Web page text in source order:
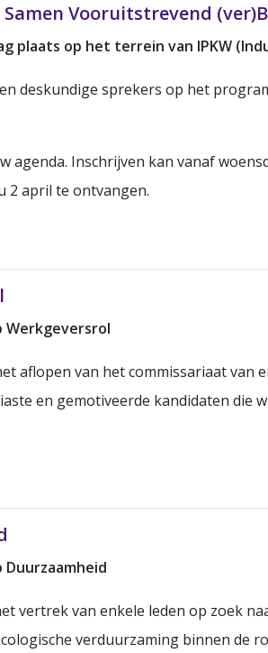
Vooruitstrevend
plaats op het terrein van IPKW
deskundige sprekers op het
agenda. Inschrijven kan vanaf
2 april te ontvangen.
Werkgeversrol
aflopen van het commissariaat van
en gemotiveerde kandidaten die
vertrek van enkele leden op zoek
verduurzaming binnen de